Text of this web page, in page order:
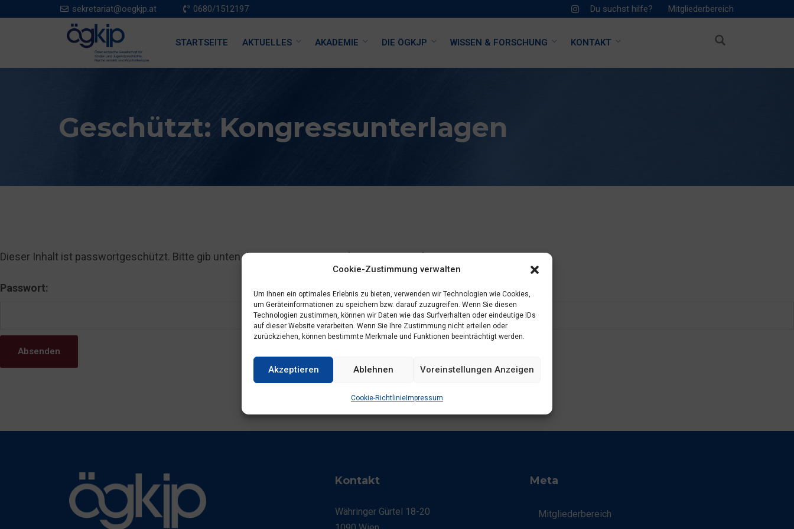
Cookie-Zustimmung verwalten
Um Ihnen ein optimales Erlebnis zu bieten, verwenden wir Technologien wie Cookies,
um Geräteinformationen zu speichern bzw. darauf zuzugreifen. Wenn Sie diesen
Technologien zustimmen, können wir Daten wie das Surfverhalten oder eindeutige IDs
auf dieser Website verarbeiten. Wenn Sie Ihre Zustimmung nicht erteilen oder
zurückziehen, können bestimmte Merkmale und Funktionen beeinträchtigt werden.
Akzeptieren Ablehnen Voreinstellungen Anzeigen
Cookie-RichtlinieImpressum
sekretariat@oegkjp.at 0680/1512197 Du suchst hilfe? Mitgliederbereich
STARTSEITE AKTUELLES AKADEMIE DIE ÖGKJP WISSEN & FORSCHUNG KONTAKT
Geschützt: Kongressunterlagen
Dieser Inhalt ist passwortgeschützt. Bitte gib unten das Passwort ein, um ihn anzeigen zu können.
Passwort:
Kontakt
Währinger Gürtel 18-20
Meta
Mitgliederbereich